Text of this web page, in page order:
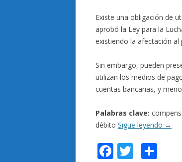
Existe una obligación de
aprobó la Ley para la
existiendo la afectación
Sin embargo, pueden
utilizan los medios de
cuentas bancarias, y
Palabras clave:
débito Sigue leyendo →
F T